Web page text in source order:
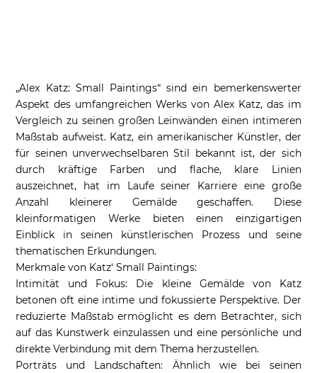
„Alex Katz: Small Paintings“ sind ein bemerkenswerter
Aspekt des umfangreichen Werks von Alex Katz, das im
Vergleich zu seinen großen Leinwänden einen intimeren
Maßstab aufweist. Katz, ein amerikanischer Künstler, der
für seinen unverwechselbaren Stil bekannt ist, der sich
durch kräftige Farben und flache, klare Linien
auszeichnet, hat im Laufe seiner Karriere eine große
Anzahl kleinerer Gemälde geschaffen. Diese
kleinformatigen Werke bieten einen einzigartigen
Einblick in seinen künstlerischen Prozess und seine
thematischen Erkundungen.
Merkmale von Katz‘ Small Paintings:
Intimität und Fokus: Die kleine Gemälde von Katz
betonen oft eine intime und fokussierte Perspektive. Der
reduzierte Maßstab ermöglicht es dem Betrachter, sich
auf das Kunstwerk einzulassen und eine persönliche und
direkte Verbindung mit dem Thema herzustellen.
Porträts und Landschaften: Ähnlich wie bei seinen